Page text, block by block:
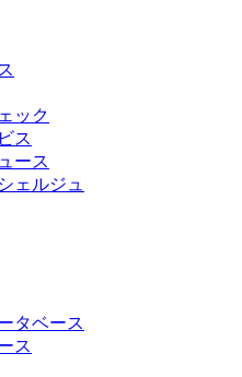
ック
ス
ース
ェルジュ
タベース
ス